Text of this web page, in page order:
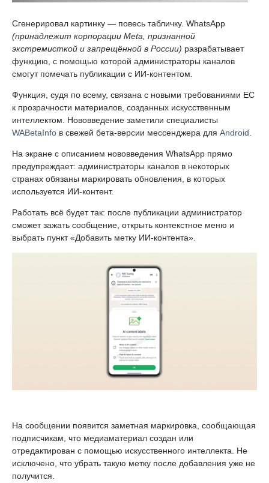
Сгенерировал картинку — повесь табличку. WhatsApp
(принадлежит корпорации Meta, признанной
экстремисткой и запрещённой в России) разрабатывает
функцию, с помощью которой администраторы каналов
смогут помечать публикации с ИИ-контентом.
Функция, судя по всему, связана с новыми требованиями ЕС
к прозрачности материалов, созданных искусственным
интеллектом. Нововведение заметили специалисты
WABetaInfo в свежей бета-версии мессенджера для Android
На экране с описанием нововведения WhatsApp прямо
предупреждает: администраторы каналов в некоторых
странах обязаны маркировать обновления, в которых
используется ИИ-контент.
Работать всё будет так: после публикации администратор
сможет зажать сообщение, открыть контекстное меню и
выбрать пункт «Добавить метку ИИ-контента».
На сообщении появится заметная маркировка, сообщающая
подписчикам, что медиаматериал создан или
отредактирован с помощью искусственного интеллекта. Не
исключено, что убрать такую метку после добавления уже не
получится.